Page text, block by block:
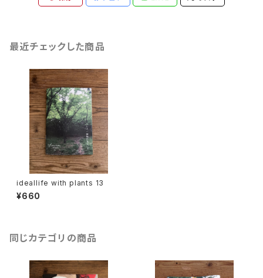
最近チェックした商品
ideallife with plants 13
¥660
同じカテゴリの商品